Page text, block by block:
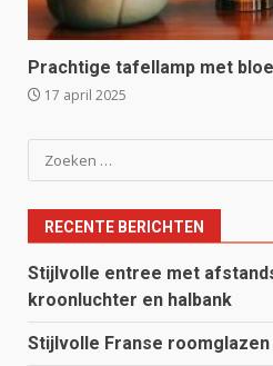
Prachtige tafellamp met
17 april 2025
Zoeken
naar:
RECENTE BERICHTEN
Stijlvolle entree met
kroonluchter en halbank
Stijlvolle Franse